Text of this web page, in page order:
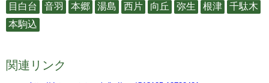
目白台
音羽 本郷 湯島 西片 向丘 弥生 根津
千駄木
本駒込
関連リンク